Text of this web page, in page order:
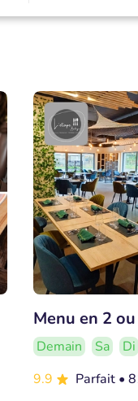
Menu en 2
Demain Sa Di
9.9
Parfait •